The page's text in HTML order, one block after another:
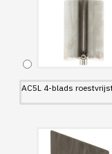
AC5L 4-blads